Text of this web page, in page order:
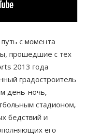
с момента
прошедшие с тех
2013 года
градостроитель
день-ночь,
стадионом,
бедствий и
его